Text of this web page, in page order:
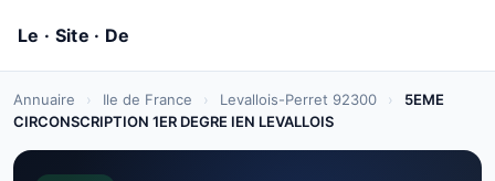
Annuaire › Ile de France › Levallois-Perret 92300 ›
5EME
CIRCONSCRIPTION 1ER DEGRE IEN LEVALLOIS